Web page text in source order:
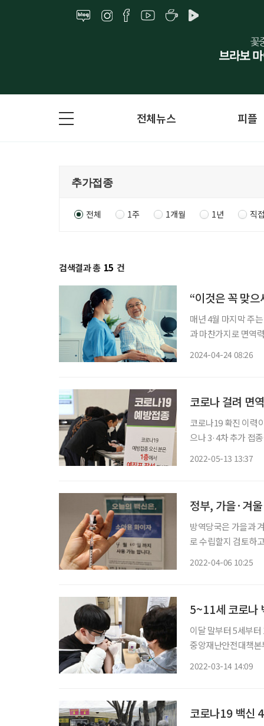
전체뉴스 피플
전체 1주 1개월 1년 직
검색결과 총 15 건
“이것은 꼭 맞
매년 4월 마지막 주
과 마찬가지로 면역
2024-04-24 08:26
코로나 걸려 면
코로나19 확진 이력
으나 3·4차 추가 접
2022-05-13 13:37
정부, 가을·겨
방역당국은 가을과
로 수립할지 검토하고 있다고 밝혔다. 이상원 중앙
2022-04-06 10:25
5~11세 코로나
이달 말부터 5세부터
중앙재난안전대책
2022-03-14 14:09
코로나19 백신